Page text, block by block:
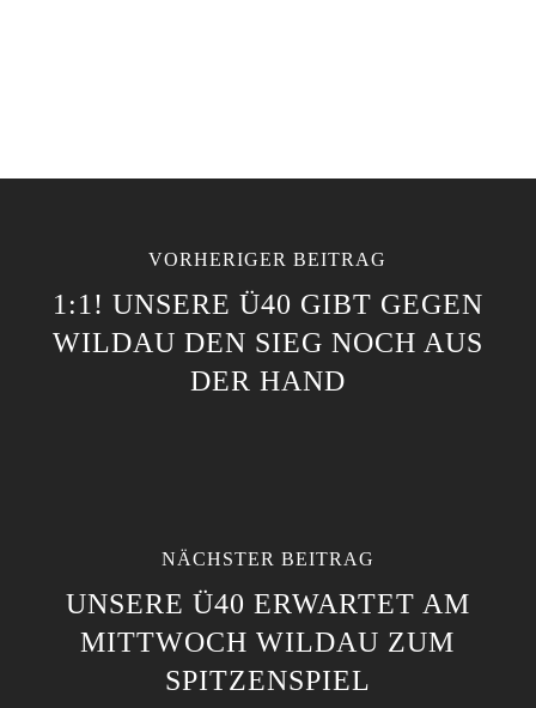
VORHERIGER BEITRAG
1:1! UNSERE Ü40 GIBT GEGEN
WILDAU DEN SIEG NOCH AUS
DER HAND
NÄCHSTER BEITRAG
UNSERE Ü40 ERWARTET AM
MITTWOCH WILDAU ZUM
SPITZENSPIEL